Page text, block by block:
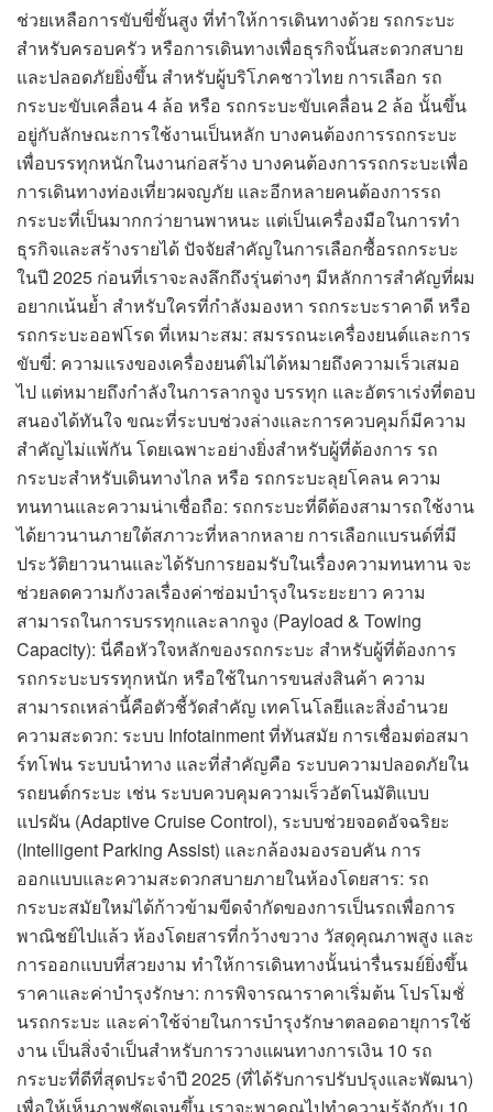
ช่วยเหลือการขับขี่ขั้นสูง ที่ทำให้การเดินทางด้วย รถกระบะ
สำหรับครอบครัว หรือการเดินทางเพื่อธุรกิจนั้นสะดวกสบาย
และปลอดภัยยิ่งขึ้น สำหรับผู้บริโภคชาวไทย การเลือก รถ
กระบะขับเคลื่อน 4 ล้อ หรือ รถกระบะขับเคลื่อน 2 ล้อ นั้นขึ้น
อยู่กับลักษณะการใช้งานเป็นหลัก บางคนต้องการรถกระบะ
เพื่อบรรทุกหนักในงานก่อสร้าง บางคนต้องการรถกระบะเพื่อ
การเดินทางท่องเที่ยวผจญภัย และอีกหลายคนต้องการรถ
กระบะที่เป็นมากกว่ายานพาหนะ แต่เป็นเครื่องมือในการทำ
ธุรกิจและสร้างรายได้ ปัจจัยสำคัญในการเลือกซื้อรถกระบะ
ในปี 2025 ก่อนที่เราจะลงลึกถึงรุ่นต่างๆ มีหลักการสำคัญที่ผม
อยากเน้นย้ำ สำหรับใครที่กำลังมองหา รถกระบะราคาดี หรือ
รถกระบะออฟโรด ที่เหมาะสม: สมรรถนะเครื่องยนต์และการ
ขับขี่: ความแรงของเครื่องยนต์ไม่ได้หมายถึงความเร็วเสมอ
ไป แต่หมายถึงกำลังในการลากจูง บรรทุก และอัตราเร่งที่ตอบ
สนองได้ทันใจ ขณะที่ระบบช่วงล่างและการควบคุมก็มีความ
สำคัญไม่แพ้กัน โดยเฉพาะอย่างยิ่งสำหรับผู้ที่ต้องการ รถ
กระบะสำหรับเดินทางไกล หรือ รถกระบะลุยโคลน ความ
ทนทานและความน่าเชื่อถือ: รถกระบะที่ดีต้องสามารถใช้งาน
ได้ยาวนานภายใต้สภาวะที่หลากหลาย การเลือกแบรนด์ที่มี
ประวัติยาวนานและได้รับการยอมรับในเรื่องความทนทาน จะ
ช่วยลดความกังวลเรื่องค่าซ่อมบำรุงในระยะยาว ความ
สามารถในการบรรทุกและลากจูง (Payload & Towing
Capacity): นี่คือหัวใจหลักของรถกระบะ สำหรับผู้ที่ต้องการ
รถกระบะบรรทุกหนัก หรือใช้ในการขนส่งสินค้า ความ
สามารถเหล่านี้คือตัวชี้วัดสำคัญ เทคโนโลยีและสิ่งอำนวย
ความสะดวก: ระบบ Infotainment ที่ทันสมัย การเชื่อมต่อสมา
ร์ทโฟน ระบบนำทาง และที่สำคัญคือ ระบบความปลอดภัยใน
รถยนต์กระบะ เช่น ระบบควบคุมความเร็วอัตโนมัติแบบ
แปรผัน (Adaptive Cruise Control), ระบบช่วยจอดอัจฉริยะ
(Intelligent Parking Assist) และกล้องมองรอบคัน การ
ออกแบบและความสะดวกสบายภายในห้องโดยสาร: รถ
กระบะสมัยใหม่ได้ก้าวข้ามขีดจำกัดของการเป็นรถเพื่อการ
พาณิชย์ไปแล้ว ห้องโดยสารที่กว้างขวาง วัสดุคุณภาพสูง และ
การออกแบบที่สวยงาม ทำให้การเดินทางนั้นน่ารื่นรมย์ยิ่งขึ้น
ราคาและค่าบำรุงรักษา: การพิจารณาราคาเริ่มต้น โปรโมชั่
นรถกระบะ และค่าใช้จ่ายในการบำรุงรักษาตลอดอายุการใช้
งาน เป็นสิ่งจำเป็นสำหรับการวางแผนทางการเงิน 10 รถ
กระบะที่ดีที่สุดประจำปี 2025 (ที่ได้รับการปรับปรุงและพัฒนา)